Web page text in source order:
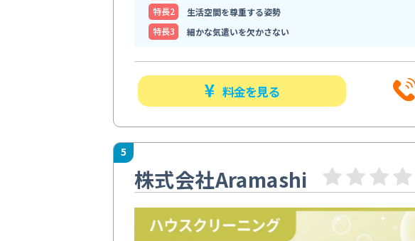
特⻑2
生活空間を尊重する姿勢
特⻑3
細かな気遣いを欠かさない
料金を見る
5
株式会社Aramashi